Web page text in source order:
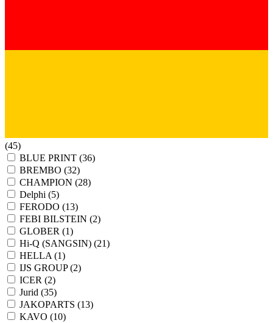
(45)
BLUE PRINT (36)
BREMBO (32)
CHAMPION (28)
Delphi (5)
FERODO (13)
FEBI BILSTEIN (2)
GLOBER (1)
Hi-Q (SANGSIN) (21)
HELLA(1)
IJS GROUP(2)
ICER (2)
Jurid (35)
JAKOPARTS (13)
KAVO (10)